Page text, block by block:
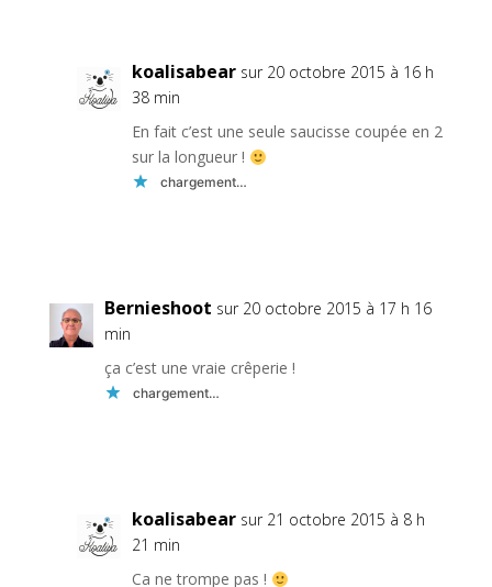
koalisabear sur 20 octobre 2015 à 16 h
38 min
En fait c’est une seule saucisse coupée en 2
sur la longueur !
chargement…
Bernieshoot sur 20 octobre 2015 à 17 h 16
min
ça c’est une vraie crêperie !
chargement…
koalisabear sur 21 octobre 2015 à 8 h
21 min
Ca ne trompe pas !